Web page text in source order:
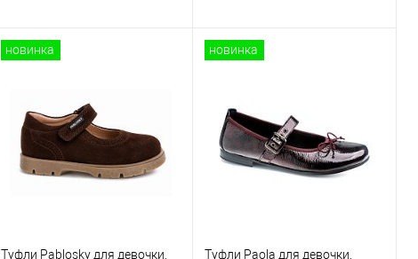
новинка
Туфли Pablosky для девочки,
новинка
Туфли Paola для девочки,